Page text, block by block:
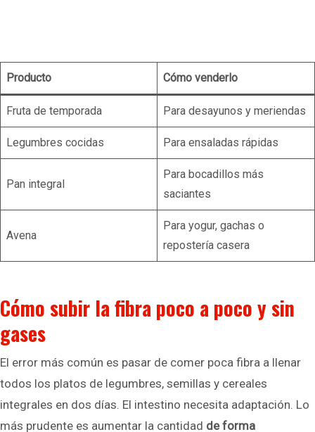
Producto Cómo venderlo
Fruta de temporada Para desayunos y meriendas
Legumbres cocidas Para ensaladas rápidas
Pan integral
Para bocadillos más
saciantes
Avena
Para yogur, gachas o
repostería casera
Cómo subir la fibra poco a poco y sin
gases
El error más común es pasar de comer poca fibra a llenar
todos los platos de legumbres, semillas y cereales
integrales en dos días. El intestino necesita adaptación. Lo
más prudente es aumentar la cantidad de forma